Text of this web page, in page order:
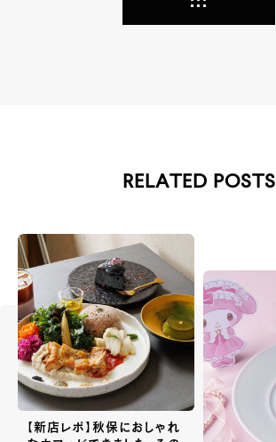
RELATED POSTS
【新店レポ】秋保におしゃれ